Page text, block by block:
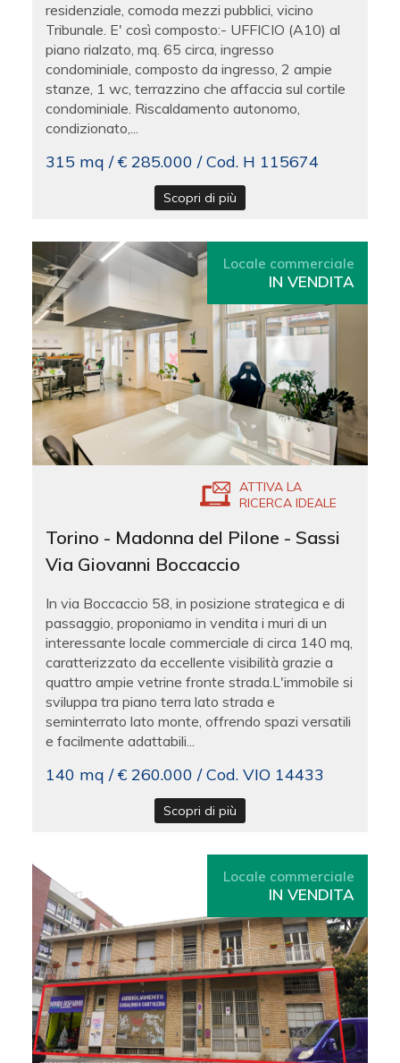
residenziale, comoda mezzi pubblici, vicino
Tribunale. E' così composto:- UFFICIO (A10) al
piano rialzato, mq. 65 circa, ingresso
condominiale, composto da ingresso, 2 ampie
stanze, 1 wc, terrazzino che affaccia sul cortile
condominiale. Riscaldamento autonomo,
condizionato,...
315 mq / € 285.000 / Cod. H 115674
Scopri di più
Locale commerciale
IN VENDITA
ATTIVA LA
RICERCA IDEALE
Torino - Madonna del Pilone - Sassi
Via Giovanni Boccaccio
In via Boccaccio 58, in posizione strategica e di
passaggio, proponiamo in vendita i muri di un
interessante locale commerciale di circa 140 mq,
caratterizzato da eccellente visibilità grazie a
quattro ampie vetrine fronte strada.L'immobile si
sviluppa tra piano terra lato strada e
seminterrato lato monte, offrendo spazi versatili
e facilmente adattabili...
140 mq / € 260.000 / Cod. VIO 14433
Scopri di più
Locale commerciale
IN VENDITA